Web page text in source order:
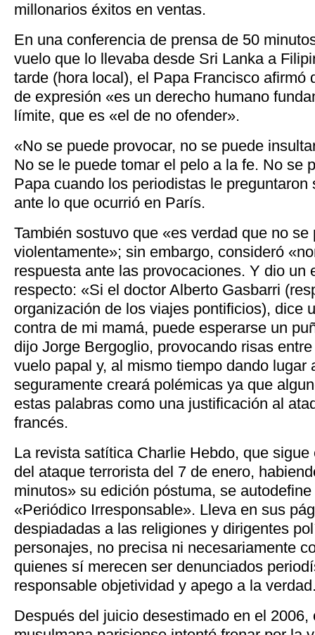
millonarios éxitos en ventas.
En una conferencia de prensa de 50
vuelo que lo llevaba desde Sri Lanka a
tarde (hora local), el Papa Francisco afirmó
de expresión «es un derecho humano
límite, que es «el de no ofender».
«No se puede provocar, no se puede
No se le puede tomar el pelo a la fe. No se
Papa cuando los periodistas le
ante lo que ocurrió en París.
También sostuvo que «es verdad que no se
violentamente»; sin embargo, consideró
respuesta ante las provocaciones. Y dio un
respecto: «Si el doctor Alberto Gasbarri
organización de los viajes pontificios), dice
contra de mi mamá, puede esperarse un
dijo Jorge Bergoglio, provocando risas
vuelo papal y, al mismo tiempo dando lugar
seguramente creará polémicas ya que
estas palabras como una justificación al
francés.
La revista satítica Charlie Hebdo, que
del ataque terrorista del 7 de enero,
minutos» su edición póstuma, se
«Periódico Irresponsable». Lleva en sus
despiadadas a las religiones y dirigentes
personajes, no precisa ni necesariamente
quienes sí merecen ser denunciados
responsable objetividad y apego a la
Después del juicio desestimado en el